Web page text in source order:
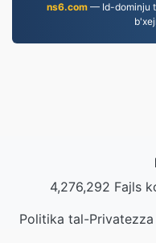
ns6.com — Id-dominju
4,276,292 Fajls
Politika tal-Privatezza